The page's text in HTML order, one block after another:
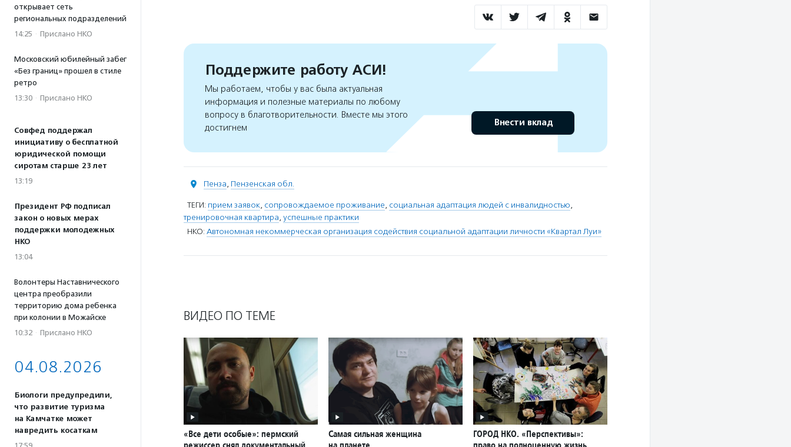
открывает сеть
региональных подразделений
14:25 · Прислано НКО
Московский юбилейный забег
«Без границ» прошел в стиле
ретро
13:30 · Прислано НКО
Совфед поддержал
инициативу о бесплатной
юридической помощи
сиротам старше 23 лет
13:19
Президент РФ подписал
закон о новых мерах
поддержки молодежных
НКО
13:04
Волонтеры Наставнического
центра преобразили
территорию дома ребенка
при колонии в Можайске
10:32 · Прислано НКО
04.08.2026
Биологи предупредили,
что развитие туризма
на Камчатке может
навредить косаткам
Поддержите работу АСИ!
Мы работаем, чтобы у вас была актуальная
информация и полезные материалы по любому
вопросу в благотворительности. Вместе мы этого
достигнем
Внести вклад
Пенза, Пензенская обл.
ТЕГИ: прием заявок, сопровождаемое проживание, социальная адаптация людей с инвалидностью,
тренировочная квартира, успешные практики
НКО: Автономная некоммерческая организация содействия социальной адаптации личности «Квартал Луи»
ВИДЕО ПО ТЕМЕ
«Все дети особые»: пермский
Самая сильная женщина
ГОРОД НКО. «Перспективы»: